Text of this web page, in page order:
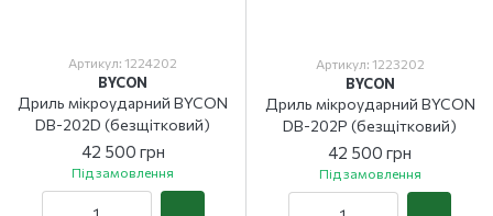
Артикул: 1224202
BYCON
Дриль мікроударний BYCON
DB-202D (безщітковий)
42 500 грн
Під замовлення
Артикул: 1223202
BYCON
Дриль мікроударний BYCON
DB-202Р (безщітковий)
42 500 грн
Під замовлення